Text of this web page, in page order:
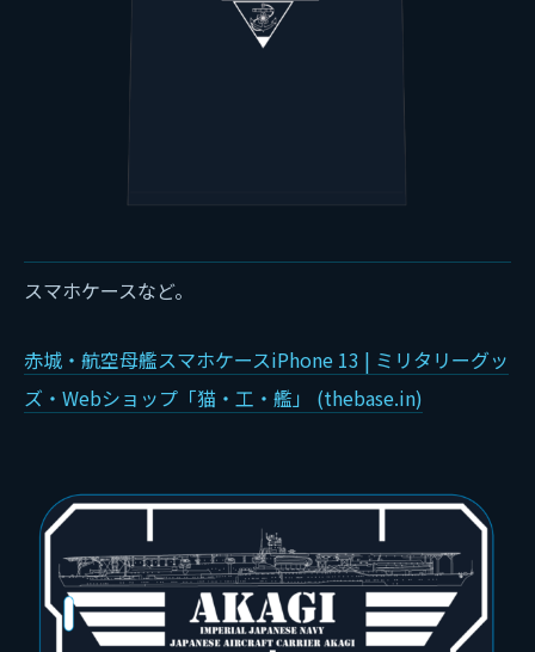
スマホケースなど。
赤城・航空母艦スマホケースiPhone 13 | ミリタリーグッ
ズ・Webショップ「猫・工・艦」 (thebase.in)